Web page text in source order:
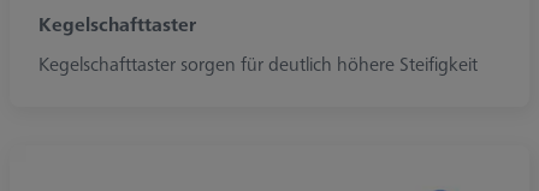
Kegelschafttaster
Kegelschafttaster sorgen für deutlich höhere Steifigkeit